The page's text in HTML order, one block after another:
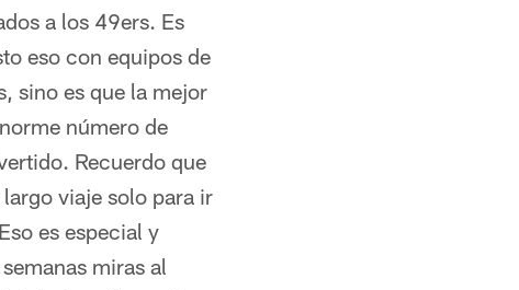
a los 49ers. Es
eso con equipos de
sino es que la mejor
número de
Recuerdo que
viaje solo para ir
es especial y
miras al